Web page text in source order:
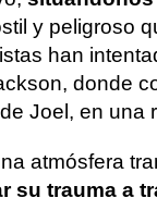
y peligroso
han
donde
Joel, en una
atmósfera
su trauma a